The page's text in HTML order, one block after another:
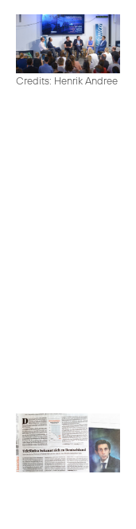
Credits: Henrik Andree